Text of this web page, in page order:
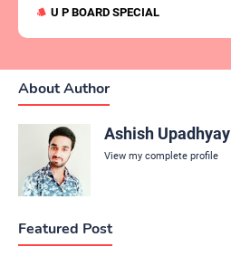
U P BOARD SPECIAL
About Author
Ashish Upadhyay
View my complete profile
Featured Post